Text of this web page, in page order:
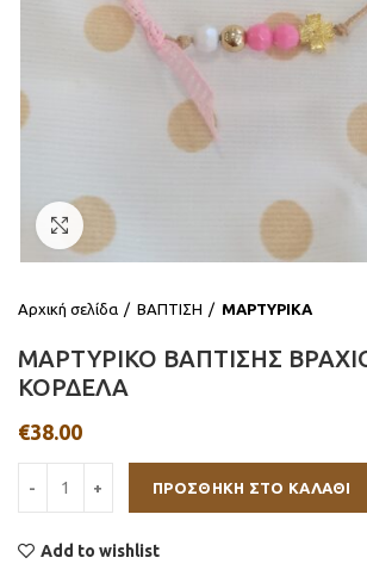
Αρχική σελίδα ΒΑΠΤΙΣΗ ΜΑΡΤΥΡΙΚΑ
ΜΑΡΤΥΡΙΚΟ ΒΑΠΤΙΣΗΣ
ΚΟΡΔΕΛΑ
€38.00
ΠΡΟΣΘΉΚΗ ΣΤΟ ΚΑΛΆΘΙ
Add to wishlist